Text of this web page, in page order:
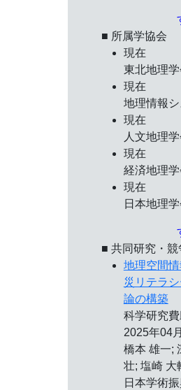
■ 所属学協会
現在
東北地理学
現在
地理情報
現在
人文地理
現在
経済地理学
現在
日本地理
■ 共同研究・
地理空間
災リテラ
論の構築
科学研究
2025年04
橋本 雄一;
壮; 塩崎 大
日本学術